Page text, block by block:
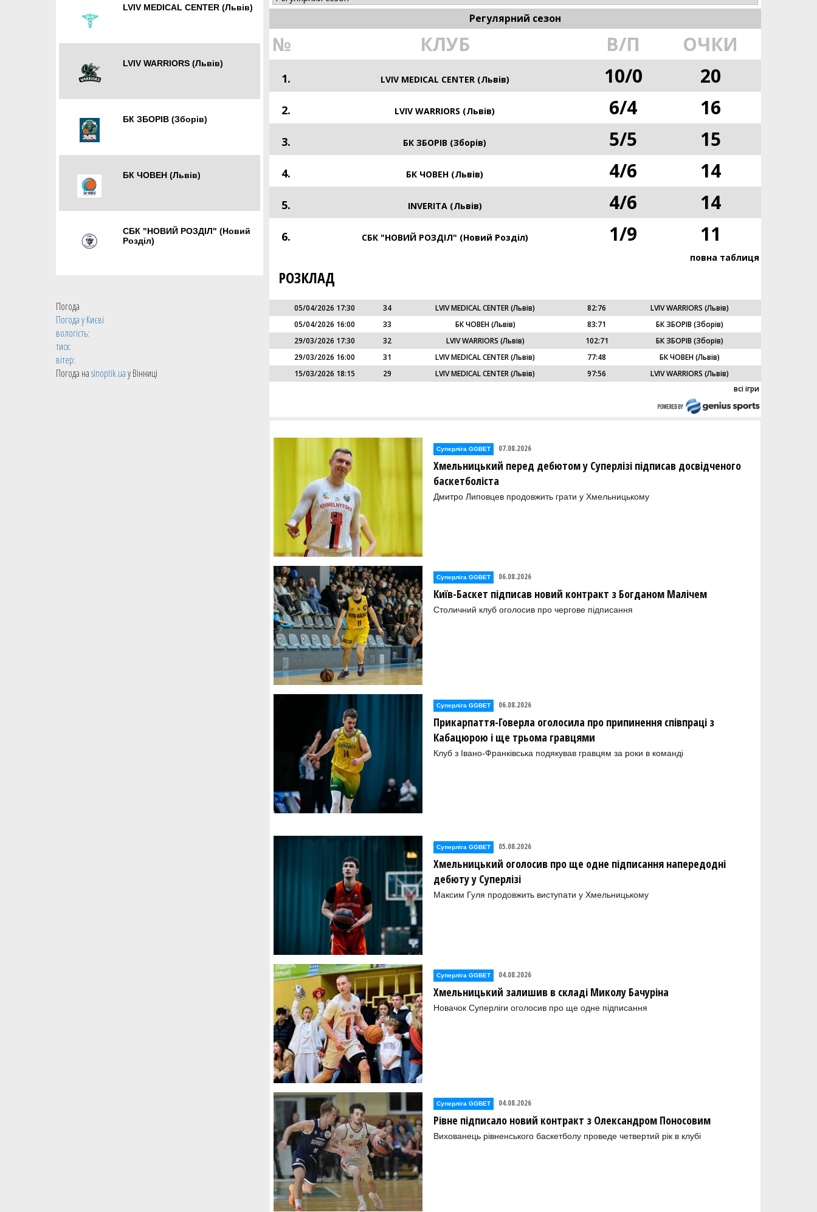
LVIV MEDICAL CENTER (Львів)
LVIV WARRIORS (Львів)
БК ЗБОРІВ (Зборів)
БК ЧОВЕН (Львів)
СБК "НОВИЙ РОЗДІЛ" (Новий
Розділ)
Погода
Погода уКиєві
вологість:
тиск:
вітер:
Погода наsinoptik.uaу Вінниці
Регулярний сезон
№ КЛУБ В/П ОЧКИ
1. LVIV MEDICAL CENTER (Львів) 10/0 20
2. LVIV WARRIORS (Львів) 6/4 16
3. БК ЗБОРІВ (Зборів) 5/5 15
4. БК ЧОВЕН (Львів) 4/6 14
5. INVERITA (Львів) 4/6 14
6. СБК "НОВИЙ РОЗДІЛ" (Новий Розділ) 1/9 11
повна таблиця
РОЗКЛАД
05/04/2026 17:30 34 LVIV MEDICAL CENTER (Львів) 82:76
LVIV WARRIORS (Львів)
05/04/2026 16:00
33 БК ЧОВЕН (Львів) 83:71
БК ЗБОРІВ (Зборів)
29/03/2026 17:30
32 LVIV WARRIORS (Львів) 102:71
БК ЗБОРІВ (Зборів)
29/03/2026 16:00
31 LVIV MEDICAL CENTER (Львів) 77:48
БК ЧОВЕН (Львів)
15/03/2026 18:15
29 LVIV MEDICAL CENTER (Львів) 97:56
LVIV WARRIORS (Львів)
всі ігри
Суперліга GGBET 07.08.2026
Хмельницький перед дебютом у Суперлізі підписав досвідченого
баскетболіста
Дмитро Липовцев продовжить грати у Хмельницькому
Суперліга GGBET 06.08.2026
Київ-Баскет підписав новий контракт з Богданом Малічем
Столичний клуб оголосив про чергове підписання
Суперліга GGBET 06.08.2026
Прикарпаття-Говерла оголосила про припинення співпраці з
Кабацюрою і ще трьома гравцями
Клуб з Івано-Франківська подякував гравцям за роки в команді
Суперліга GGBET 05.08.2026
Хмельницький оголосив про ще одне підписання напередодні
дебюту у Суперлізі
Максим Гуля продовжить виступати у Хмельницькому
Суперліга GGBET 04.08.2026
Хмельницький залишив в складі Миколу Бачуріна
Новачок Суперліги оголосив про ще одне підписання
Суперліга GGBET 04.08.2026
Рівне підписало новий контракт з Олександром Поносовим
Вихованець рівненського баскетболу проведе четвертий рік в клубі